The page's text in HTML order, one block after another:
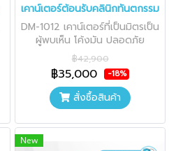
เคาน์เตอร์ต้อนรับคลินิกทันตกรรม
DM-1012 เคาน์เตอร์ที่เป็นมิตรเป็น
ผู้พบเห็น โค้งมัน ปลอดภัย
฿42,900
฿35,000 -18%
สั่งซื้อสินค้า
New